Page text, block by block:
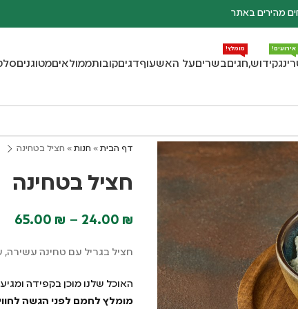
מהירים באתר
אירועים!
קידוש,חגים
מומלץ!
בשריםעל האשעוףדגיםקובותממולאיםמטוגנים
דף הבית » חנות » חציל בטחינה
חציל בטחינה
24.00 ₪
–
65.00 ₪
חציל בגריל עם טחינה
האוכל שלנו מוכן בקפידה
מומלץ לחמם לפני הגשה